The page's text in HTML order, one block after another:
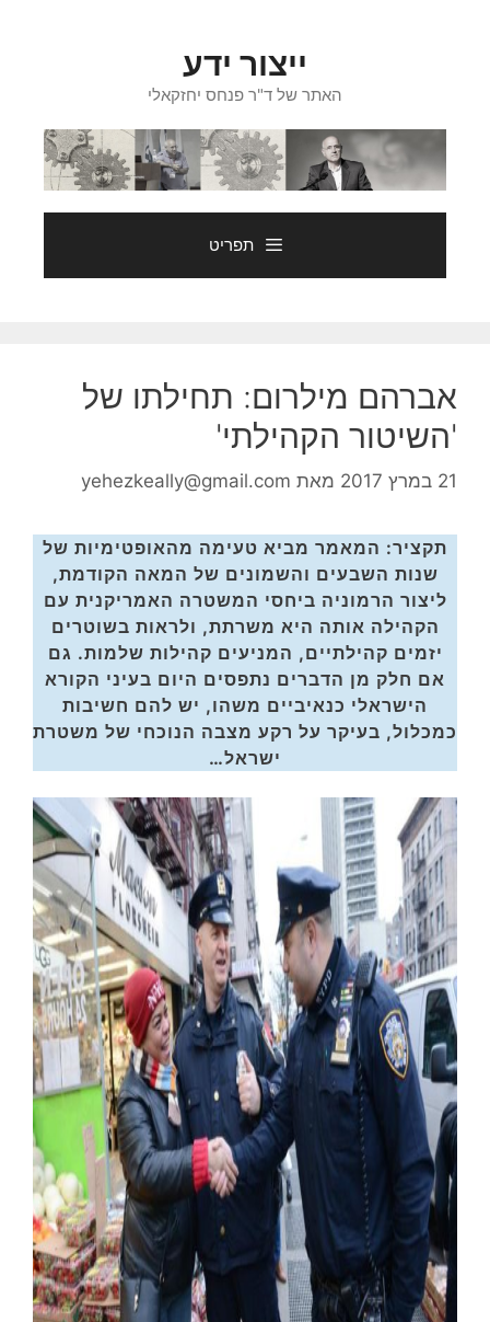
ייצור ידע
האתר של ד"ר פנחס יחזקאלי
תפריט
אברהם מילרום: תחילתו של
'השיטור הקהילתי'
21 במרץ 2017 מאת yehezkeally@gmail.com
תקציר: המאמר מביא טעימה מהאופטימיות של
שנות השבעים והשמונים של המאה הקודמת,
ליצור הרמוניה ביחסי המשטרה האמריקנית עם
הקהילה אותה היא משרתת, ולראות בשוטרים
יזמים קהילתיים, המניעים קהילות שלמות. גם
אם חלק מן הדברים נתפסים היום בעיני הקורא
הישראלי כנאיביים משהו, יש להם חשיבות
כמכלול, בעיקר על רקע מצבה הנוכחי של משטרת
ישראל…